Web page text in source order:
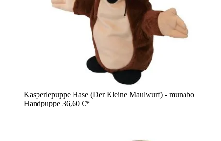
Kasperlepuppe Hase (Der Kleine Maulwurf) - munabo
Handpuppe 36,60 €*